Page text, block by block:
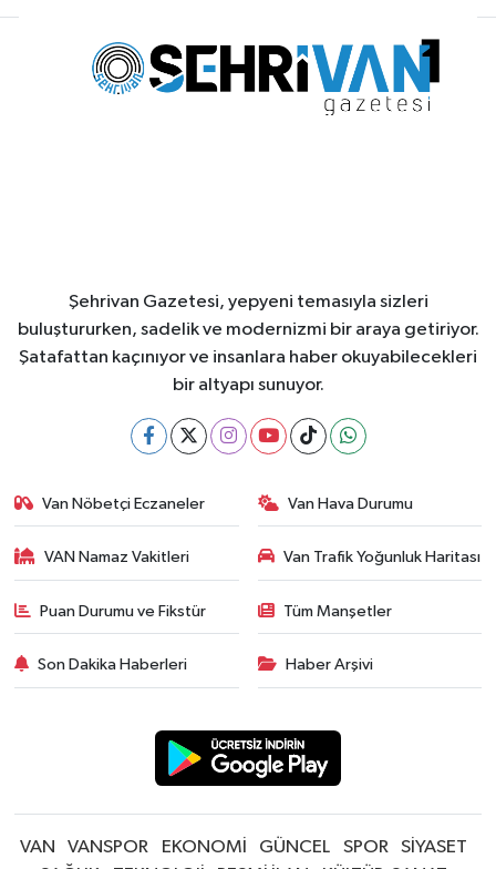
Şehrivan Gazetesi, yepyeni temasıyla sizleri
buluştururken, sadelik ve modernizmi bir araya getiriyor.
Şatafattan kaçınıyor ve insanlara haber okuyabilecekleri
bir altyapı sunuyor.
Van Nöbetçi Eczaneler Van Hava Durumu
VAN Namaz Vakitleri Van Trafik Yoğunluk Haritası
Puan Durumu ve Fikstür Tüm Manşetler
Son Dakika Haberleri Haber Arşivi
VAN VANSPOR EKONOMİ GÜNCEL SPOR
SİYASET